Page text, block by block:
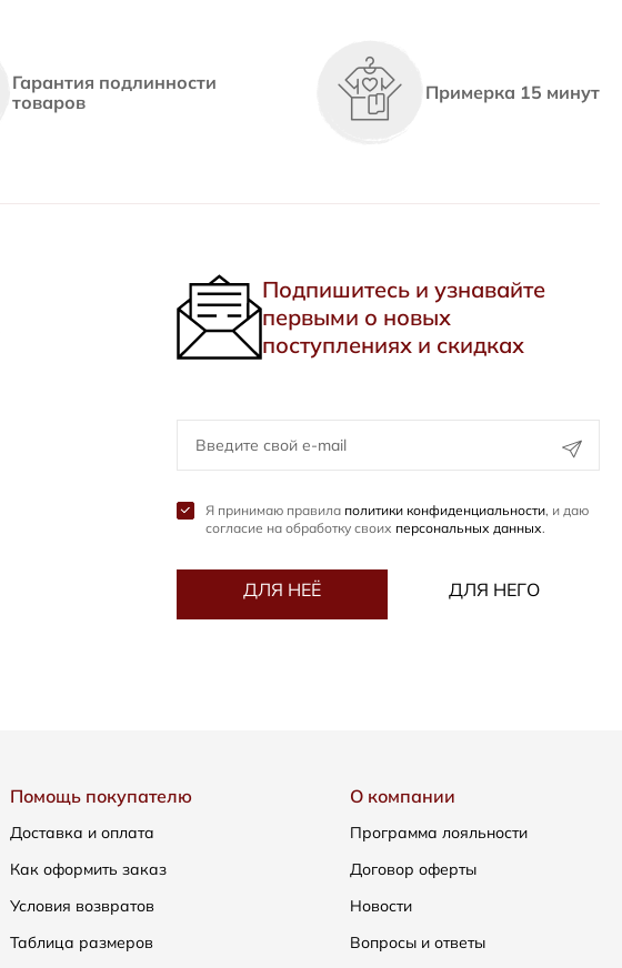
Гарантия подлинности
товаров
Примерка 15 минут
Подпишитесь и узнавайте
первыми о новых
поступлениях и скидках
Я принимаю правила политики конфиденциальности, и даю
согласие на обработку своих персональных данных.
ДЛЯ НЕЁ ДЛЯ НЕГО
Помощь покупателю
Доставка и оплата
Как оформить заказ
Условия возвратов
Таблица размеров
О компании
Программа лояльности
Договор оферты
Новости
Вопросы и ответы